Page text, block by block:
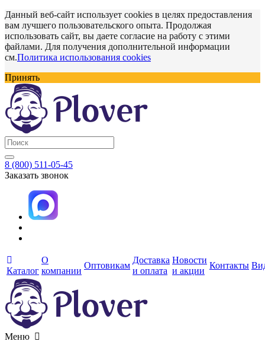
Данный веб-сайт использует cookies в целях предоставления
вам лучшего пользовательского опыта. Продолжая
использовать сайт, вы даете согласие на работу с этими
файлами. Для получения дополнительной информации
см.Политика использования cookies
Принять
8 (800) 511-05-45
Заказать звонок
Каталог
О
компании
Оптовикам
Доставка
и оплата
Новости
и акции
Контакты
Меню